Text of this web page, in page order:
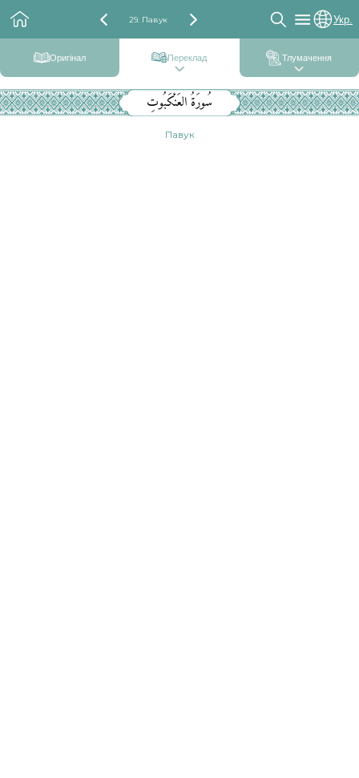
29. Павук Укр.
Оригінал Переклад Тлумачення
سُورَةُ العَنْكَبُوتِ
Павук